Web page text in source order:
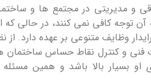
و مدیریتی در مجتمع ها و
توجه کافی نمی کنند، در حالی که
وظایف متنوعی بر عهده دارد.
فنی و کنترل نقاط حساس
بسیار بالا باشد و همین